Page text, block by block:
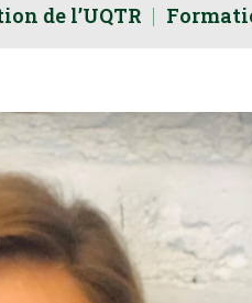
de l’UQTR